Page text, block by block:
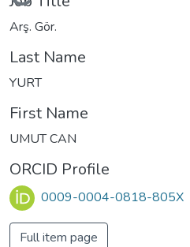
Arş. Gör.
Last Name
YURT
First Name
UMUT CAN
ORCID Profile
0009-0004-0818-805X
Full item page